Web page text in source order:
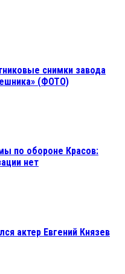
снимки завода
(ФОТО)
по обороне Красов:
нет
актер Евгений Князев